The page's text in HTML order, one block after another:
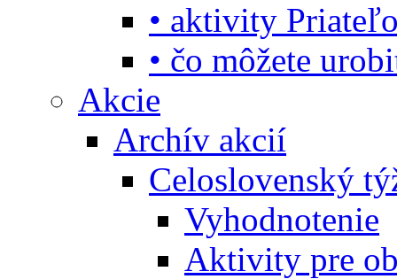
• aktivity
• čo môžete
Akcie
Archív akcií
Celoslovenský
Vyhodnotenie
Aktivity pre